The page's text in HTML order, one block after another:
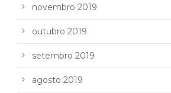
novembro 2019
outubro 2019
setembro 2019
agosto 2019